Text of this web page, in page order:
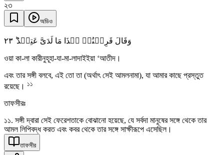
২৩
অডিও
وَقَالَ قَرِیۡنُہٗ ہٰذَا مَا لَدَیَّ عَتِیۡدٌ ؕ ٢٣
ওয়া কা-লা কারীনুহূহা-যা-মা-লাদাইইয়া ‘আতীদ।
এবং তার সঙ্গী বলবে, এই তো তা (অর্থাৎ সেই আমলনামা), যা আমার কাছে প্রস্তুত
রয়েছে। ১১
তাফসীরঃ
১১. সঙ্গী দ্বারা সেই ফেরেশতাকে বোঝানো হয়েছে, যে সর্বদা মানুষের সঙ্গে থেকে তার
আমল লিপিবদ্ধ করত এবং কবর থেকে তার সঙ্গে সাক্ষীরূপে এসেছিল।
তাফসীর